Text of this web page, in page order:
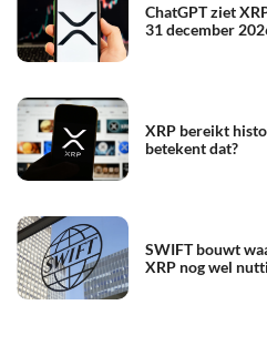
ChatGPT ziet
31 december
XRP bereikt
betekent dat?
SWIFT bouwt
XRP nog wel